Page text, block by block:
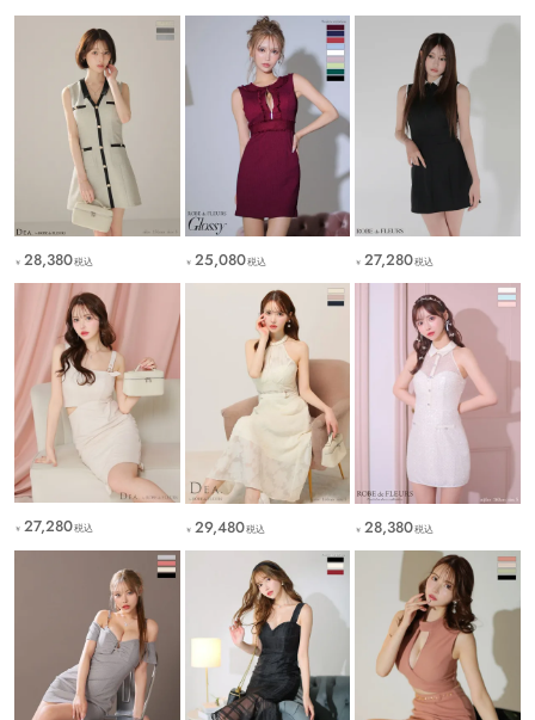
￥ 28,380税込 ￥ 25,080税込 ￥ 27,280税込
￥ 27,280税込 ￥ 29,480税込 ￥ 28,380税込